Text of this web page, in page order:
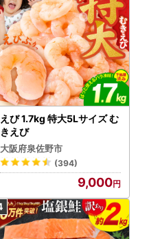
えび 1.7kg 特大5Lサイズ む
きえび
大阪府泉佐野市
(394)
9,000